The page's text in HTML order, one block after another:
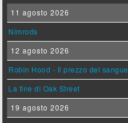
11 agosto 2026
Nimrods
12 agosto 2026
Robin Hood - Il prezzo del sangue
La fine di Oak Street
19 agosto 2026